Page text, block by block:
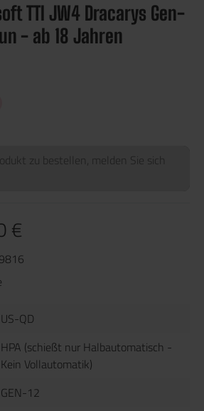
TTI JW4 Dracarys Gen-
- ab 18 Jahren
zu bestellen, melden Sie sich
€
US-QD
HPA (schießt nur Halbautomatisch -
Kein Vollautomatik)
GEN-12